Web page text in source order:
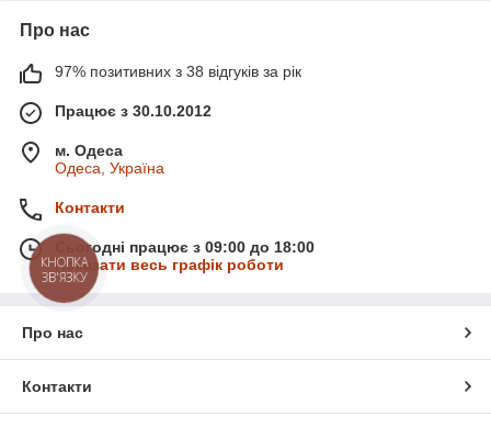
Про нас
97% позитивних з 38 відгуків за рік
Працює з 30.10.2012
м. Одеса
Одеса, Україна
Контакти
Сьогодні працює з 09:00 до 18:00
Показати весь графік роботи
Про нас
Контакти
КНОПКА
ЗВ'ЯЗКУ